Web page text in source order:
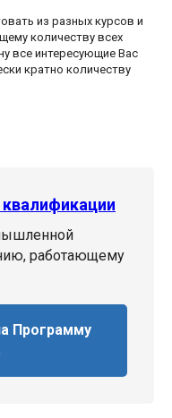
из разных курсов и
количеству всех
все интересующие Вас
кратно количеству
работающему
Программу